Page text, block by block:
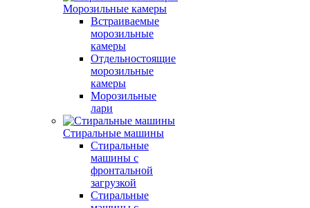
Морозильные камеры
Встраиваемые
морозильные
камеры
Отдельностоящие
морозильные
камеры
Морозильные
лари
Стиральные машины
Стиральные
машины с
фронтальной
загрузкой
Стиральные